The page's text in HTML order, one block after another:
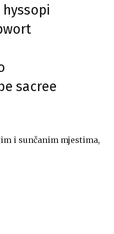
sacree
i sunčanim mjestima,